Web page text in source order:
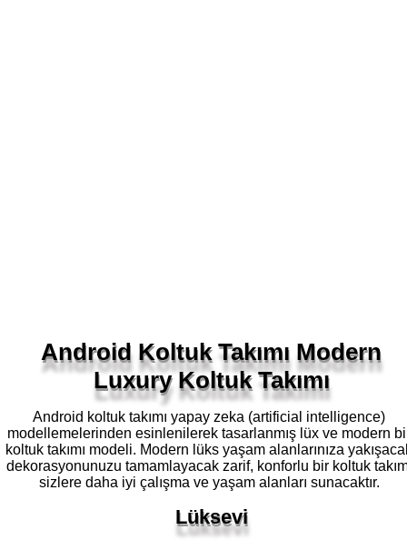
Android Koltuk Takımı Modern
Luxury Koltuk Takımı
Android koltuk takımı yapay zeka (artificial intelligence)
modellemelerinden esinlenilerek tasarlanmış lüx ve modern
koltuk takımı modeli. Modern lüks yaşam alanlarınıza
dekorasyonunuzu tamamlayacak zarif, konforlu bir koltuk
sizlere daha iyi çalışma ve yaşam alanları sunacaktır.
Lüksevi